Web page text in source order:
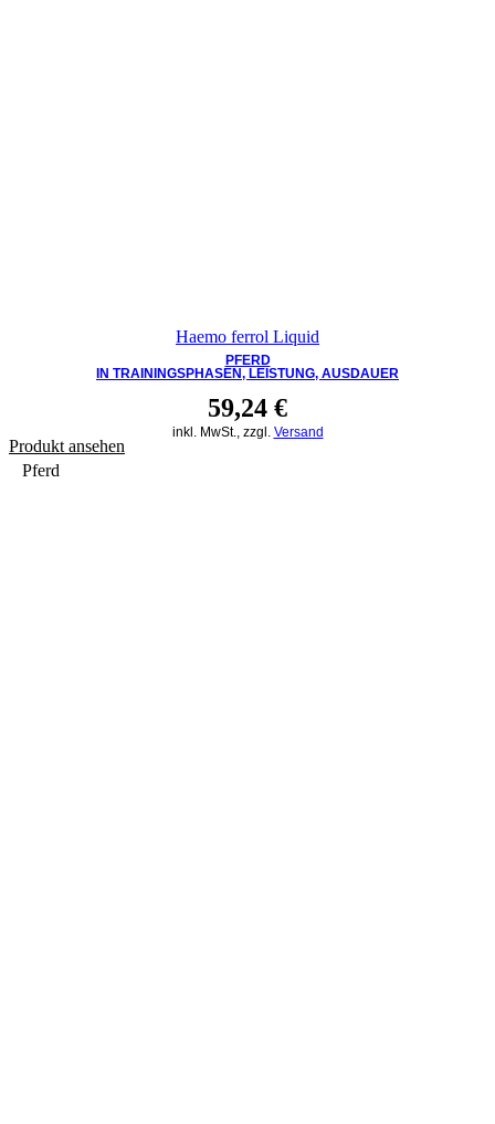
Haemo ferrol Liquid
PFERD
IN TRAININGSPHASEN, LEISTUNG, AUSDAUER
59,24 €
inkl. MwSt., zzgl. Versand
Produkt ansehen
Pferd